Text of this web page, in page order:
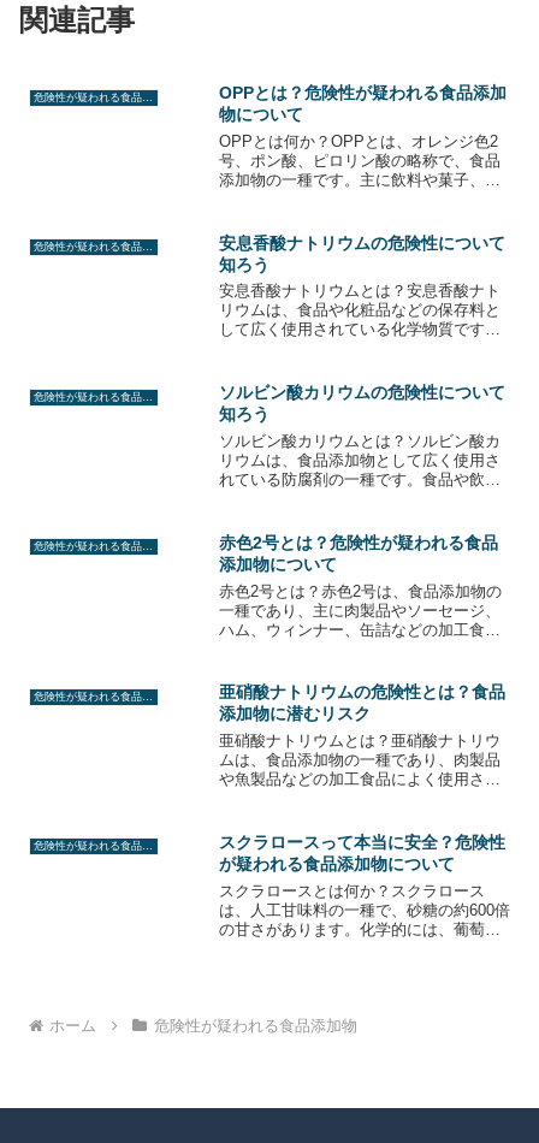
関連記事
OPPとは？危険性が疑われる食品添加
物について
OPPとは何か？OPPとは、オレンジ色2
号、ポン酸、ピロリン酸の略称で、食品
添加物の一種です。主に飲料や菓子、調
はOPPに含まれるピロリン酸が、健康に
悪影響を与える可能...
危険性が疑われる食品添加物
安息香酸ナトリウムの危険性について
知ろう
安息香酸ナトリウムとは？安息香酸ナト
リウムは、食品や化粧品などの保存料と
して広く使用されている化学物質です。
の香りがあります。安息香酸ナトリウム
は、細菌やカビの繁...
ソルビン酸カリウムの危険性について
知ろう
ソルビン酸カリウムとは？ソルビン酸カ
リウムは、食品添加物として広く使用さ
れている防腐剤の一種です。食品や飲料
果たしています。しかし、ソルビン酸カ
リウムには健康に悪影響を...
危険性が疑われる食品添加物
赤色2号とは？危険性が疑われる食品
添加物について
赤色2号とは？赤色2号は、食品添加物の
一種であり、主に肉製品やソーセージ、
ハム、ウィンナー、缶詰などの加工食品
を与えることができます。しかし、赤色2
号は、健康に悪影響...
亜硝酸ナトリウムの危険性とは？食品
添加物に潜むリスク
亜硝酸ナトリウムとは？亜硝酸ナトリウ
ムは、食品添加物の一種であり、肉製品
や魚製品などの加工食品によく使用され
しかし、亜硝酸ナトリウムは、加熱や消
化によって亜硝酸に変化し...
危険性が疑われる食品添加物
スクラロースって本当に安全？危険性
が疑われる食品添加物について
スクラロースとは何か？スクラロース
は、人工甘味料の一種で、砂糖の約600倍
の甘さがあります。化学的には、葡萄糖
ホーム
危険性が疑われる食品添加物